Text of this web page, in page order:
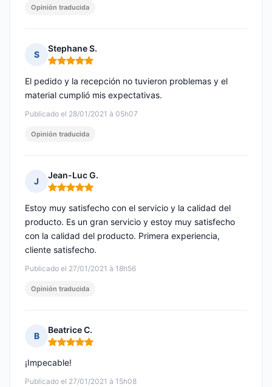
Opinión traducida
S
Stephane S.
Nota: 5 de 5
Publicado el 28/01/2021 à 05h07
El pedido y la recepción no tuvieron problemas y el
material cumplió mis expectativas.
Opinión traducida
J
Jean-Luc G.
Nota: 5 de 5
Publicado el 27/01/2021 à 18h56
Estoy muy satisfecho con el servicio y la calidad del
producto. Es un gran servicio y estoy muy satisfecho
con la calidad del producto. Primera experiencia,
cliente satisfecho.
Opinión traducida
B
Beatrice C.
Nota: 5 de 5
Publicado el 27/01/2021 à 15h08
¡Impecable!